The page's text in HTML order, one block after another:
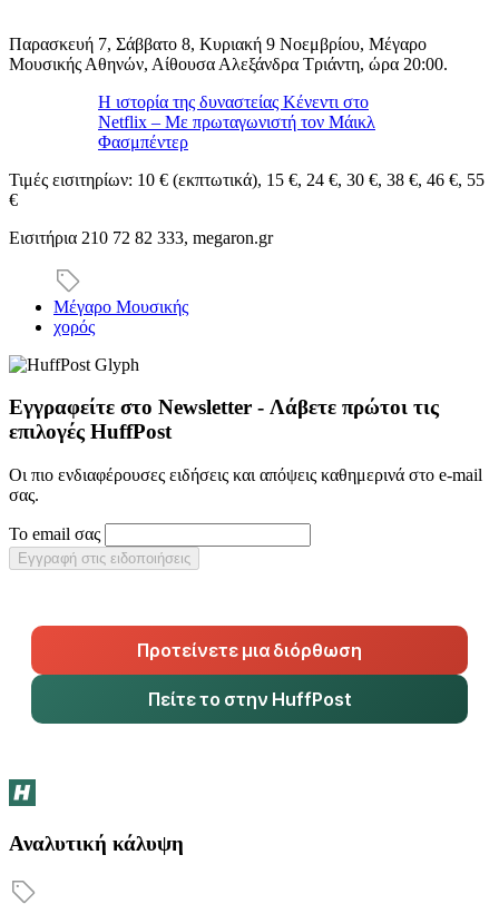
Παρασκευή 7, Σάββατο 8, Κυριακή 9 Νοεμβρίου, Μέγαρο
Μουσικής Αθηνών, Αίθουσα Αλεξάνδρα Τριάντη, ώρα 20:00.
Η ιστορία της δυναστείας Κένεντι στο
Netflix – Με πρωταγωνιστή τον Μάικλ
Φασμπέντερ
Τιμές εισιτηρίων: 10 € (εκπτωτικά), 15 €, 24 €, 30 €, 38 €, 46 €, 55
€
Eισιτήρια 210 72 82 333, megaron.gr
Μέγαρο Μουσικής
χορός
Εγγραφείτε στο Newsletter - Λάβετε πρώτοι τις
επιλογές HuffPost
Οι πιο ενδιαφέρουσες ειδήσεις και απόψεις καθημερινά στο e-mail
σας.
Το email σας
Εγγραφή στις ειδοποιήσεις
Προτείνετε μια διόρθωση
Πείτε το στην HuffPost
Αναλυτική κάλυψη